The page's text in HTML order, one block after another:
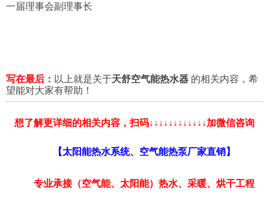
一届理事会副理事长
写在最后： 以上就是关于天舒空气能热水器 的相关内容，希
望能对大家有帮助！
想了解更详细的相关内容，扫码↓↓↓↓↓↓↓↓↓↓↓↓加微信咨询
【太阳能热水系统、空气能热泵厂家直销】
专业承接（空气能、太阳能）热水、采暖、烘干工程